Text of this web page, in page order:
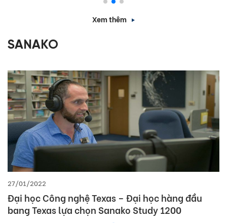
Xem thêm
SANAKO
27/01/2022
Đại học Công nghệ Texas – Đại học hàng đầu
bang Texas lựa chọn Sanako Study 1200